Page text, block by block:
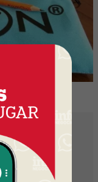
de historia,
cultural
un hito